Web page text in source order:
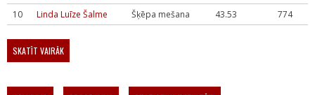
10
Linda Luīze Šalme Šķēpa mešana 43.53 774
SKATĪT VAIRĀK